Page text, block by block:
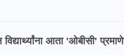
आता 'ओबीसी'